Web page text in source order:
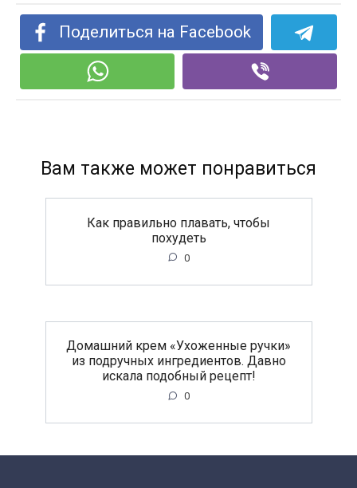
Поделиться на Facebook
Вам также может понравиться
Как правильно плавать, чтобы
похудеть
0
Домашний крем «Ухоженные ручки»
из подручных ингредиентов. Давно
искала подобный рецепт!
0